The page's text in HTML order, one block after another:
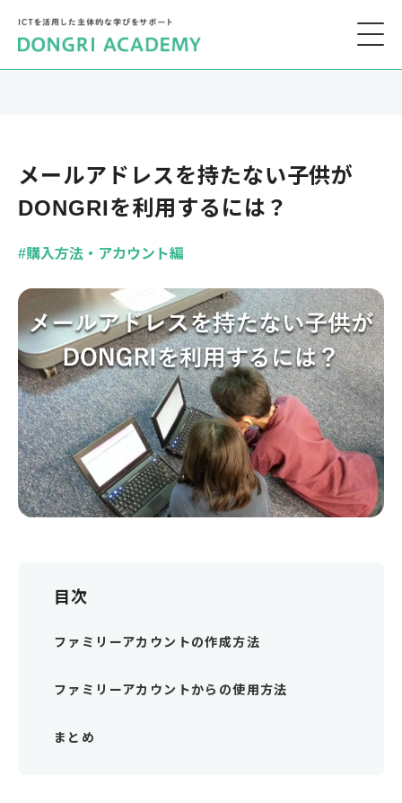
メールアドレスを持たない子供が
DONGRIを利用するには？
#購入方法・アカウント編
目次
ファミリーアカウントの作成方法
ファミリーアカウントからの使用方法
まとめ